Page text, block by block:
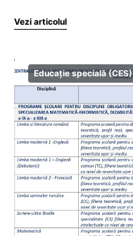
Vezi articolul
Educație specială (CES)